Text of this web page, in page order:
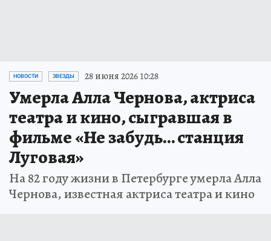
НОВОСТИ ЗВЕЗДЫ 28 июня 2026 10:28
Умерла Алла Чернова, актриса
театра и кино, сыгравшая в
фильме «Не забудь… станция
Луговая»
На 82 году жизни в Петербурге умерла Алла
Чернова, известная актриса театра и кино